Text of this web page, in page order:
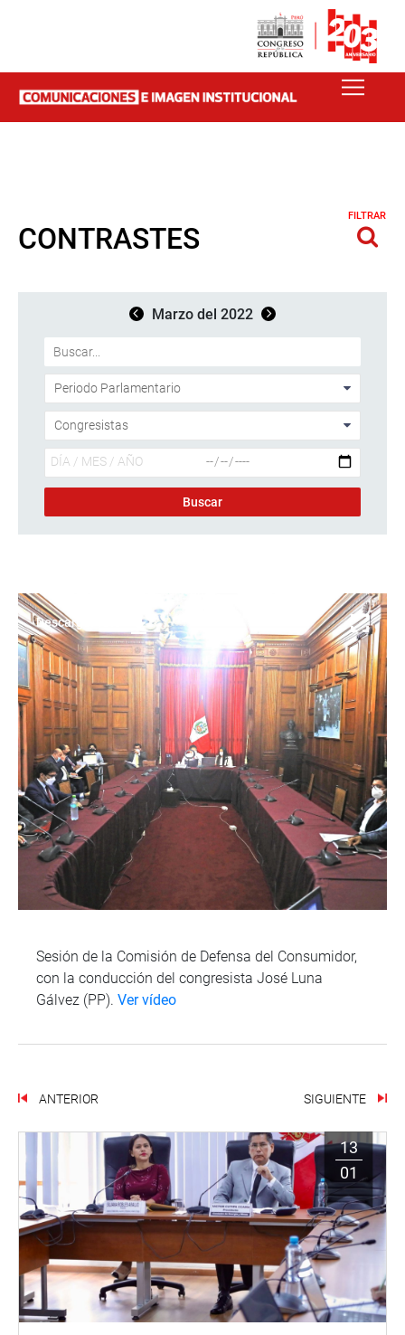
CONTRASTES
FILTRAR
Marzo del 2022
Descargar foto
Sesión de la Comisión de Defensa del Consumidor,
con la conducción del congresista José Luna
Gálvez (PP). Ver vídeo
ANTERIOR SIGUIENTE
13
01